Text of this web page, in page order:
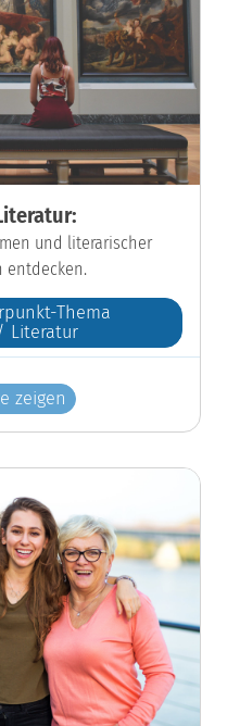
und literarischer
entdecken.
Thema
Literatur
zeigen